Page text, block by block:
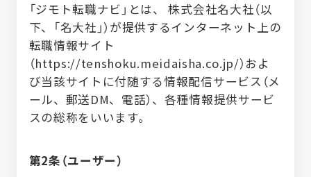
「ジモト転職ナビ」とは、 株式会社名大社（以
下、「名大社」）が提供するインターネット上の
転職情報サイト
（https://tenshoku.meidaisha.co.jp/）およ
び当該サイトに付随する情報配信サービス（メ
ール、郵送DM、電話）、各種情報提供サービ
スの総称をいいます。
第2条（ユーザー）